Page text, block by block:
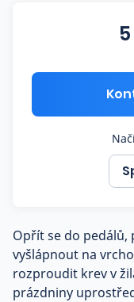
Blog
Kontakt
Opřít se do pedálů,
vyšlápnout na
rozproudit krev v
prázdniny